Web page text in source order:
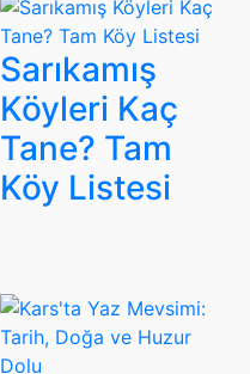
Sarıkamış
Köyleri Kaç
Tane? Tam
Köy Listesi